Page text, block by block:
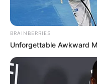
BRAINBERRIES
Unforgettable Awkward